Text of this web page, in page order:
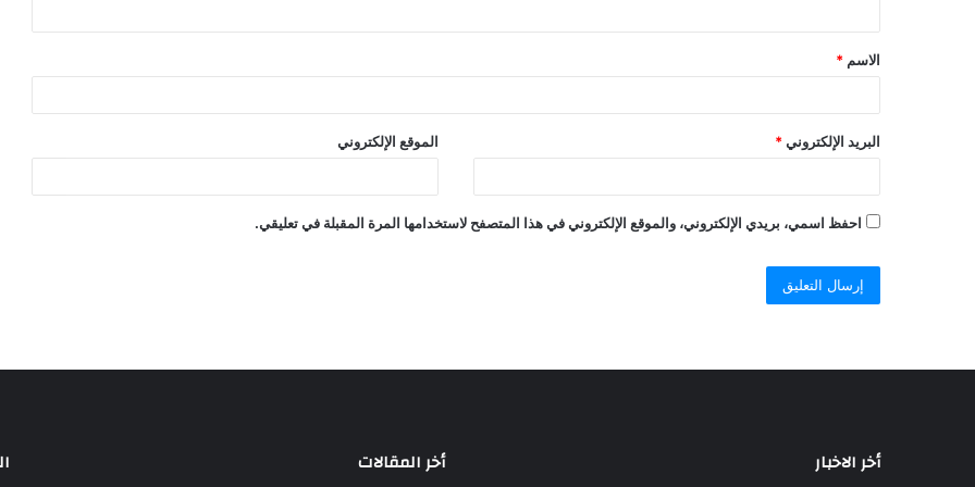
الاسم *
البريد الإلكتروني * الموقع الإلكتروني
احفظ اسمي، بريدي الإلكتروني، والموقع الإلكتروني في هذا المتصفح لاستخدامها المرة المقبلة في تعليقي.
أخر الاخبار أخر المقالات